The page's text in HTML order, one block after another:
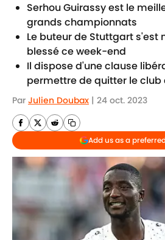
Serhou Guirassy est le
grands championnats
Le buteur de Stuttgart s'est
blessé ce week-end
Il dispose d'une clause
permettre de quitter le
Par Julien Doubax | 24 oct. 2023
Add us as a